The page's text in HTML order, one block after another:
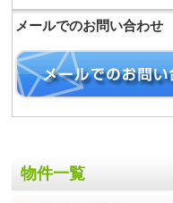
メールでのお問い合わせ
物件一覧